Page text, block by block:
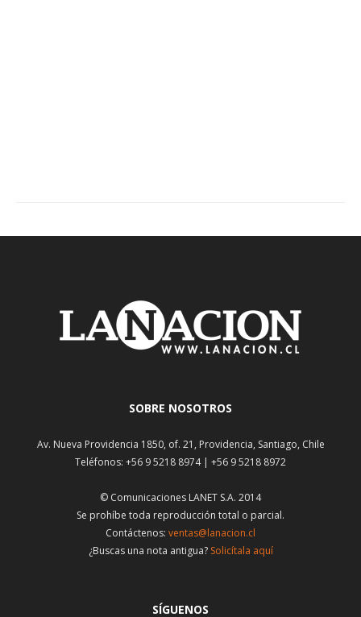
SOBRE NOSOTROS
Av. Nueva Providencia 1850, of. 21, Providencia, Santiago, Chile
Teléfonos: +56 9 5218 8974 | +56 9 5218 8972
© Comunicaciones LANET S.A. 2014
Se prohíbe toda reproducción total o parcial.
Contáctenos: ventas@lanacion.cl
¿Buscas una nota antigua? Solicítala aquí
SÍGUENOS